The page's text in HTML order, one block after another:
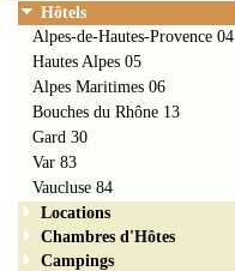
Hôtels
Alpes-de-Hautes-Provence 04
Hautes Alpes 05
Alpes Maritimes 06
Bouches du Rhône 13
Gard 30
Var 83
Vaucluse 84
Locations
Chambres d'Hôtes
Campings